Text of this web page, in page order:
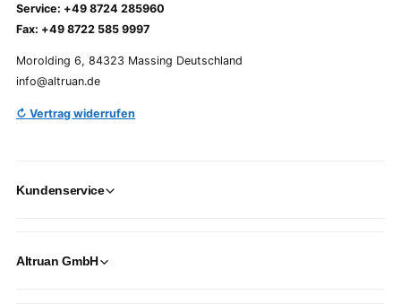
Service: +49 8724 285960
Fax: +49 8722 585 9997
Morolding 6, 84323 Massing Deutschland
info@altruan.de
↻ Vertrag widerrufen
Kundenservice
Altruan GmbH